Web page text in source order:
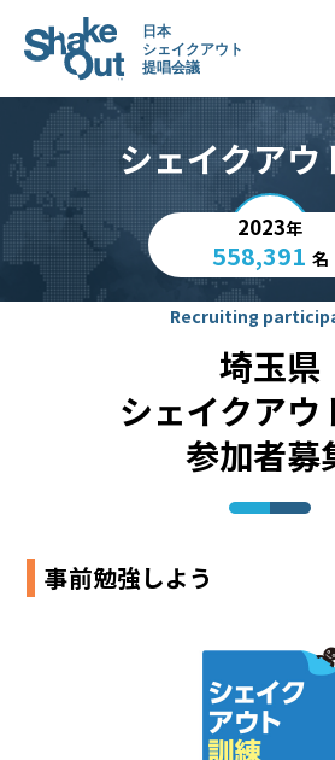
シェイクアウ
2023年
558,391 名
Recruiting
埼玉県
シェイクアウ
参加者募
事前勉強しよう